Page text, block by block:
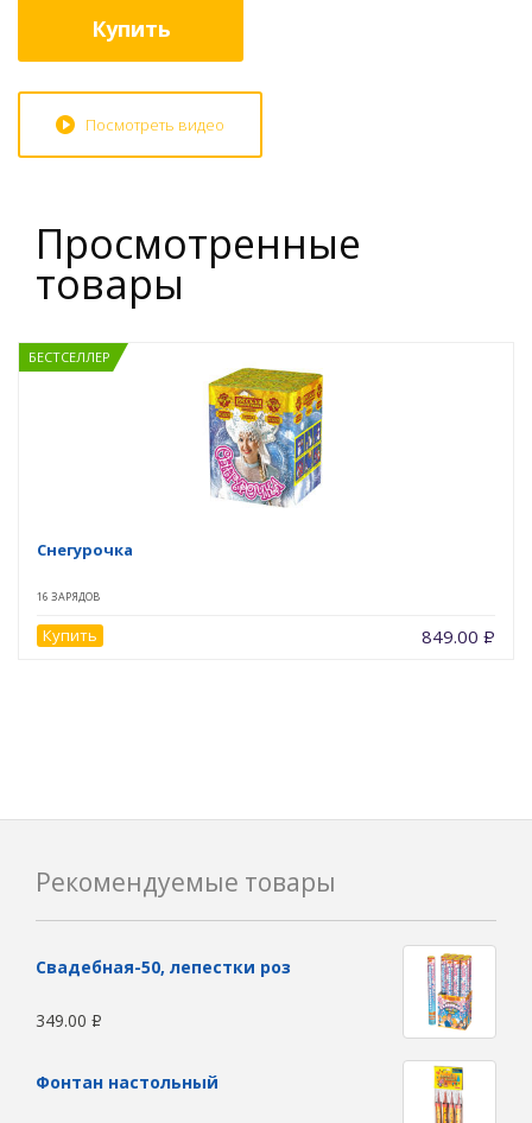
Купить
Посмотреть видео
Просмотренные
товары
БЕСТСЕЛЛЕР
Снегурочка
16 ЗАРЯДОВ
Купить 849.00 Р
Рекомендуемые товары
Свадебная-50, лепестки роз
349.00 Р
Фонтан настольный